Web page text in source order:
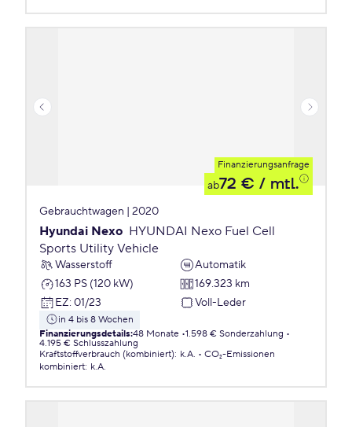
Finanzierungsanfrage
ab72 € / mtl.
Gebrauchtwagen | 2020
Hyundai Nexo HYUNDAI Nexo Fuel Cell
Sports Utility Vehicle
Wasserstoff
Automatik
163 PS (120 kW)
169.323 km
EZ: 01/23 Voll-Leder
in 4 bis 8 Wochen
Finanzierungsdetails:48 Monate 1.598 € Sonderzahlung
4.195 € Schlusszahlung
Kraftstoffverbrauch (kombiniert): k.A.
CO₂-Emissionen
kombiniert: k.A.